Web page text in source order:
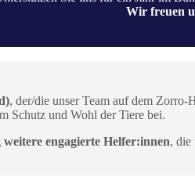
Wir freuen
, der/die unser Team auf dem
Schutz und Wohl der Tiere bei.
weitere engagierte Helfer:innen, die